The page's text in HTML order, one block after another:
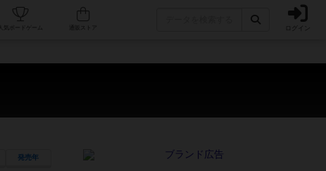
人気ボードゲーム ログイン
発売年